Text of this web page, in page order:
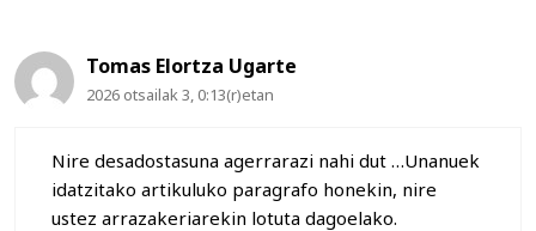
Tomas Elortza Ugarte
2026 otsailak 3, 0:13(r)etan
Nire desadostasuna agerrarazi nahi dut …Unanuek
idatzitako artikuluko paragrafo honekin, nire
ustez arrazakeriarekin lotuta dagoelako.